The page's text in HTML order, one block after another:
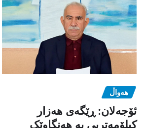
هەواڵ
ئۆجەلان: ڕێگەی هەزار
کیلۆمەتریی بە هەنگاوێک